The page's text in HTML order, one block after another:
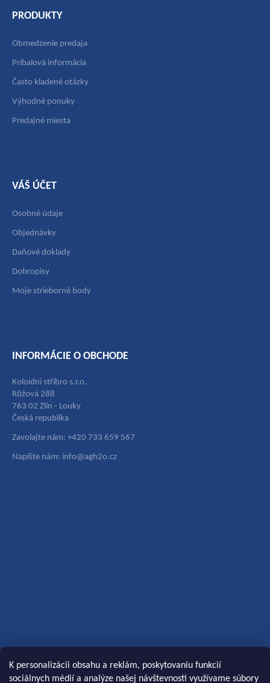
K personalizácii obsahu a reklám, poskytovaniu funkcií
sociálnych médií a analýze našej návštevnosti využívame súbory
PRODUKTY
Obmedzenie predaja
Príbalová informácia
Často kladené otázky
Výhodné ponuky
Predajné miesta
VÁŠ ÚČET
Osobné údaje
Objednávky
Daňové doklady
Dobropisy
Moje strieborné body
INFORMÁCIE O OBCHODE
Koloidní stříbro s.r.o.
Růžová 288
763 02 Zlín - Louky
Česká republika
Zavolajte nám: +420 733 659 567
Napíšte nám: info@agh2o.cz